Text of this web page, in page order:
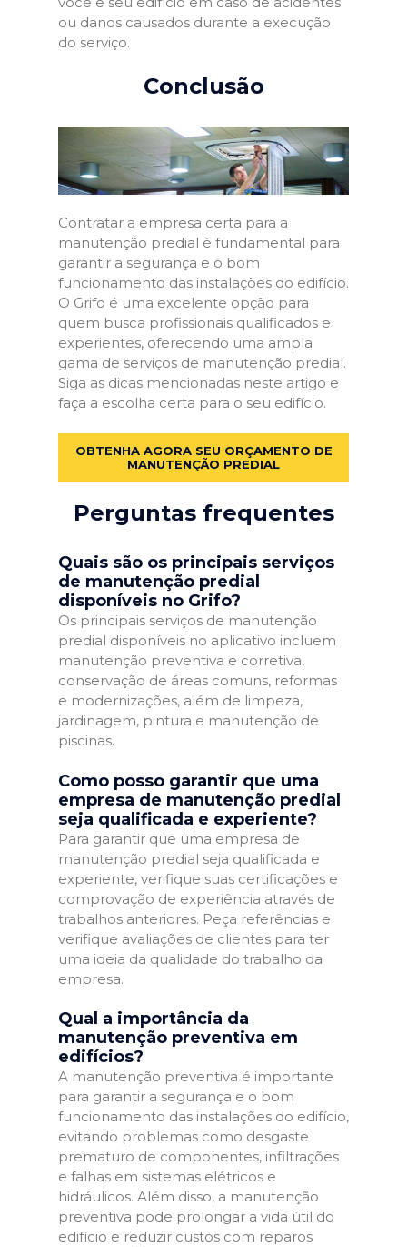
ou danos causados durante a execução
do serviço.
Conclusão
Contratar a empresa certa para a
manutenção predial é fundamental para
garantir a segurança e o bom
funcionamento das instalações do edifício.
O Grifo é uma excelente opção para
quem busca profissionais qualificados e
experientes, oferecendo uma ampla
gama de serviços de manutenção predial.
Siga as dicas mencionadas neste artigo e
faça a escolha certa para o seu edifício.
OBTENHA AGORA SEU ORÇAMENTO DE
MANUTENÇÃO PREDIAL
Perguntas frequentes
Quais são os principais serviços
de manutenção predial
disponíveis no Grifo?
Os principais serviços de manutenção
predial disponíveis no aplicativo incluem
manutenção preventiva e corretiva,
conservação de áreas comuns, reformas
e modernizações, além de limpeza,
jardinagem, pintura e manutenção de
piscinas.
Como posso garantir que uma
empresa de manutenção predial
seja qualificada e experiente?
Para garantir que uma empresa de
manutenção predial seja qualificada e
experiente, verifique suas certificações e
comprovação de experiência através de
trabalhos anteriores. Peça referências e
verifique avaliações de clientes para ter
uma ideia da qualidade do trabalho da
empresa.
Qual a importância da
manutenção preventiva em
edifícios?
A manutenção preventiva é importante
para garantir a segurança e o bom
funcionamento das instalações do edifício,
evitando problemas como desgaste
prematuro de componentes, infiltrações
e falhas em sistemas elétricos e
hidráulicos. Além disso, a manutenção
preventiva pode prolongar a vida útil do
edifício e reduzir custos com reparos